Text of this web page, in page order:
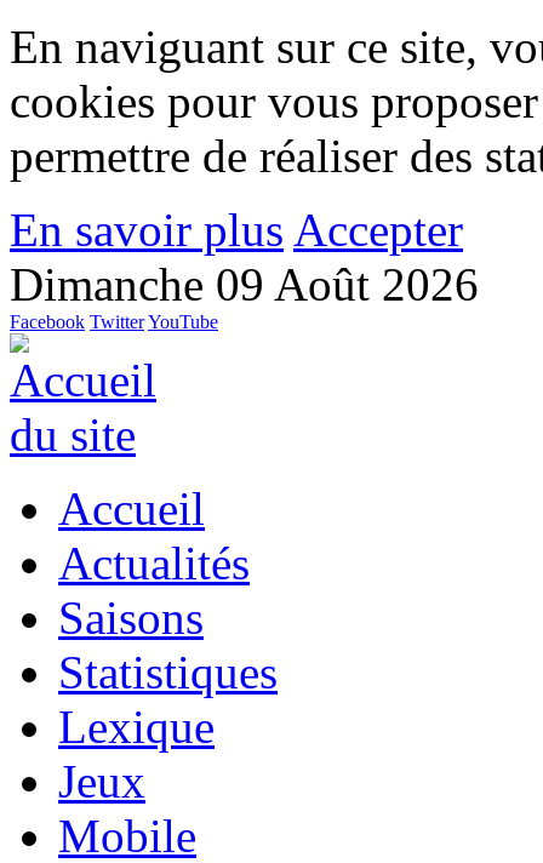
En naviguant sur ce site,
cookies pour vous
permettre de réaliser des
En savoir plus Accepter
Dimanche 09 Août 2026
Facebook TwitterYouTube
Accueil
Actualités
Saisons
Statistiques
Lexique
Jeux
Mobile